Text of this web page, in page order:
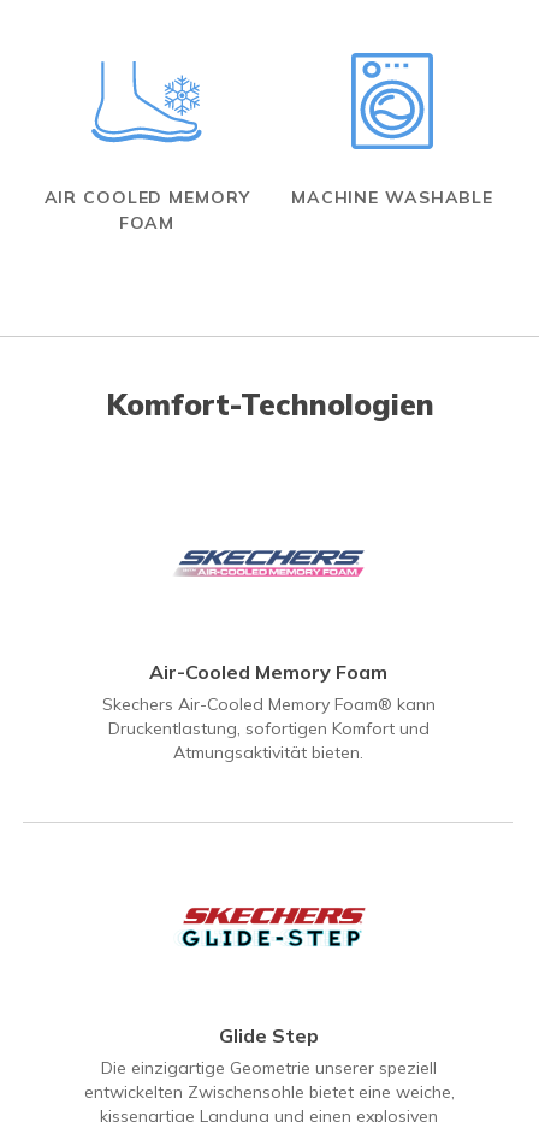
AIR COOLED MEMORY
FOAM
MACHINE WASHABLE
Komfort-Technologien
Air-Cooled Memory Foam
Skechers Air-Cooled Memory Foam® kann
Druckentlastung, sofortigen Komfort und
Atmungsaktivität bieten.
Glide Step
Die einzigartige Geometrie unserer speziell
entwickelten Zwischensohle bietet eine weiche,
kissenartige Landung und einen explosiven